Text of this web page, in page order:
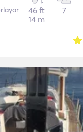
46 ft
14 m
7